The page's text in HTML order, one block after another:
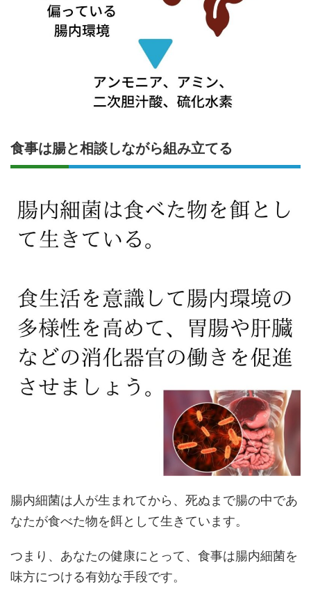
食事は腸と相談しながら組み立てる
腸内細菌は人が生まれてから、死ぬまで腸の中であ
なたが食べた物を餌として生きています。
つまり、あなたの健康にとって、食事は腸内細菌を
味方につける有効な手段です。